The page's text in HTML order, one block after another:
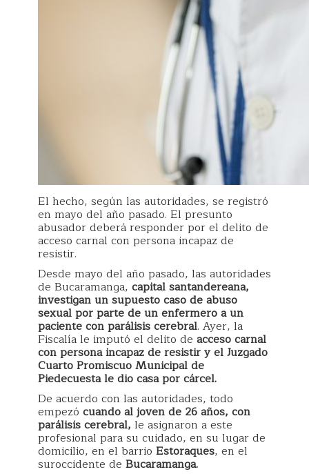
El hecho, según las autoridades, se registró
en mayo del año pasado. El presunto
abusador deberá responder por el delito de
acceso carnal con persona incapaz de
resistir.
Desde mayo del año pasado, las autoridades
de Bucaramanga, capital santandereana,
investigan un supuesto caso de abuso
sexual por parte de un enfermero a un
paciente con parálisis cerebral. Ayer, la
Fiscalía le imputó el delito de acceso carnal
con persona incapaz de resistir y el Juzgado
Cuarto Promiscuo Municipal de
Piedecuesta le dio casa por cárcel.
De acuerdo con las autoridades, todo
empezó cuando al joven de 26 años, con
parálisis cerebral, le asignaron a este
profesional para su cuidado, en su lugar de
domicilio, en el barrio Estoraques, en el
suroccidente de Bucaramanga.